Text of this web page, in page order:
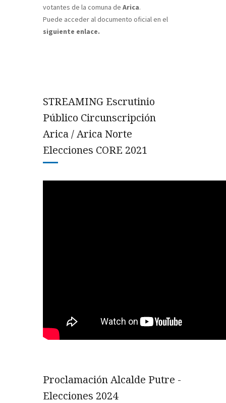
votantes de la comuna de Arica.
Puede acceder al documento oficial en el
siguiente enlace.
STREAMING Escrutinio
Público Circunscripción
Arica / Arica Norte
Elecciones CORE 2021
Proclamación Alcalde Putre -
Elecciones 2024